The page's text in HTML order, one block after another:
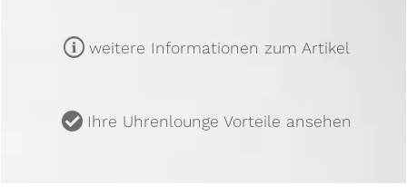
m weitere Informationen zum Artikel
u Ihre Uhrenlounge Vorteile ansehen